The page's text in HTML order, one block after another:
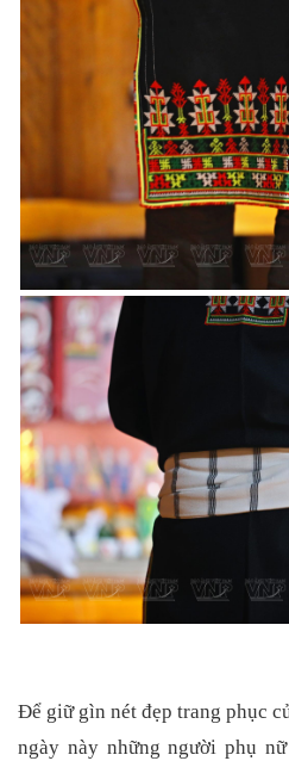
Để giữ gìn nét đẹp trang phục
ngày này những người phụ